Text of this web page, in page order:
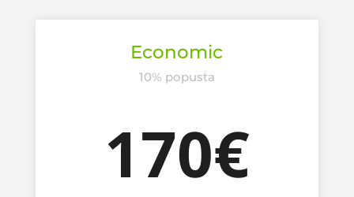
Economic
10% popusta
170€